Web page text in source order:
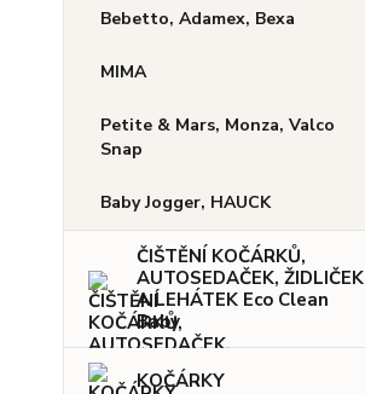
Bebetto, Adamex, Bexa
MIMA
Petite & Mars, Monza, Valco
Snap
Baby Jogger, HAUCK
ČIŠTĚNÍ KOČÁRKŮ,
AUTOSEDAČEK, ŽIDLIČEK
A LEHÁTEK Eco Clean
Baby
KOČÁRKY